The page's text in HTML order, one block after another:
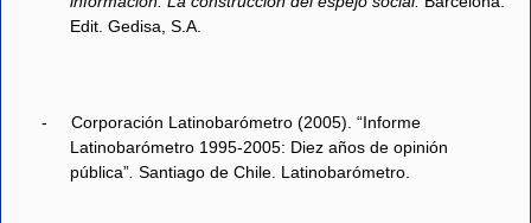
Edit. Gedisa, S.A.
-
Corporación Latinobarómetro (2005). “Informe
Latinobarómetro 1995-2005: Diez años de opinión
pública” Santiago de Chile. Latinobarómetro.